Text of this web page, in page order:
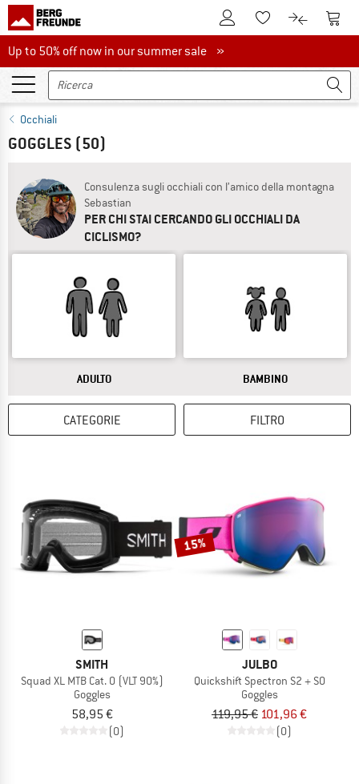
Al conto clienteAlla lista
Al Al
Up to 50% off now in our summer sale
Up to 50% off now in our summer sale »
Occhiali
GOGGLES (50)
Consulenza sugli occhiali con l’amico della montagna
Sebastian
PER CHI STAI CERCANDO GLI OCCHIALI DA
CICLISMO?
RISPOSTA
ADULTO RISPOSTA
BAMBINO
CATEGORIE FILTRO
SMITH
Squad XL MTB Cat. 0 (VLT 90%)
Goggles
58,95 €
(0)
15%
JULBO
Quickshift Spectron S2 + S0
Goggles
119,95 € 101,96 €
(0)